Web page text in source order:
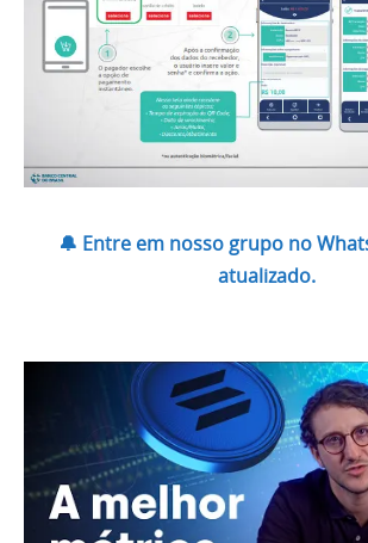
🔔 Entre em nosso grupo no
atualizado.